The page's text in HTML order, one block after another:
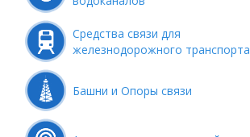
Средства связи для
железнодорожного транспорта
Башни и Опоры связи